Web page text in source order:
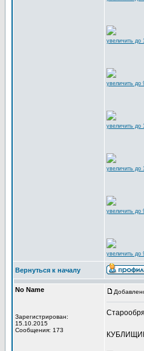
увеличить до
увеличить до
увеличить до
увеличить до
увеличить до
увеличить до
Вернуться к началу
No Name
Зарегистрирован:
15.10.2015
Сообщения: 173